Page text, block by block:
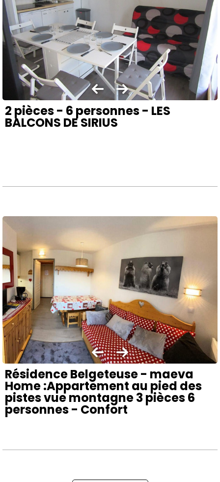
2 pièces - 6 personnes - LES
BALCONS DE SIRIUS
Résidence Belgeteuse - maeva
Home :Appartement au pied des
pistes vue montagne 3 pièces 6
personnes - Confort